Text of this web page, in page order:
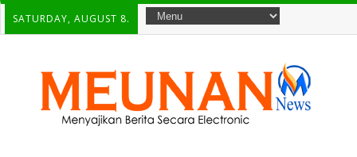
SATURDAY, AUGUST 8.